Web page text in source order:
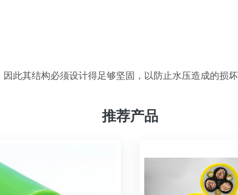
因此其结构必须设计得足够坚固，以防止水压造成的损
推荐产品